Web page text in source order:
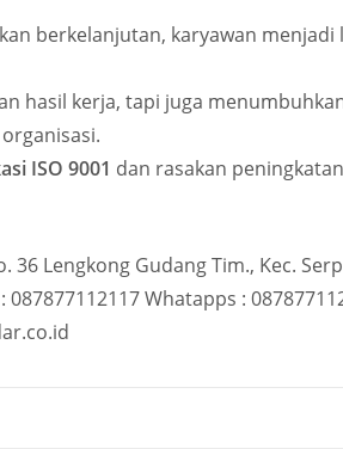
berkelanjutan, karyawan menjadi
hasil kerja, tapi juga
ISO 9001 dan rasakan peningkatan
36 Lengkong Gudang Tim., Kec.
Whatapps :